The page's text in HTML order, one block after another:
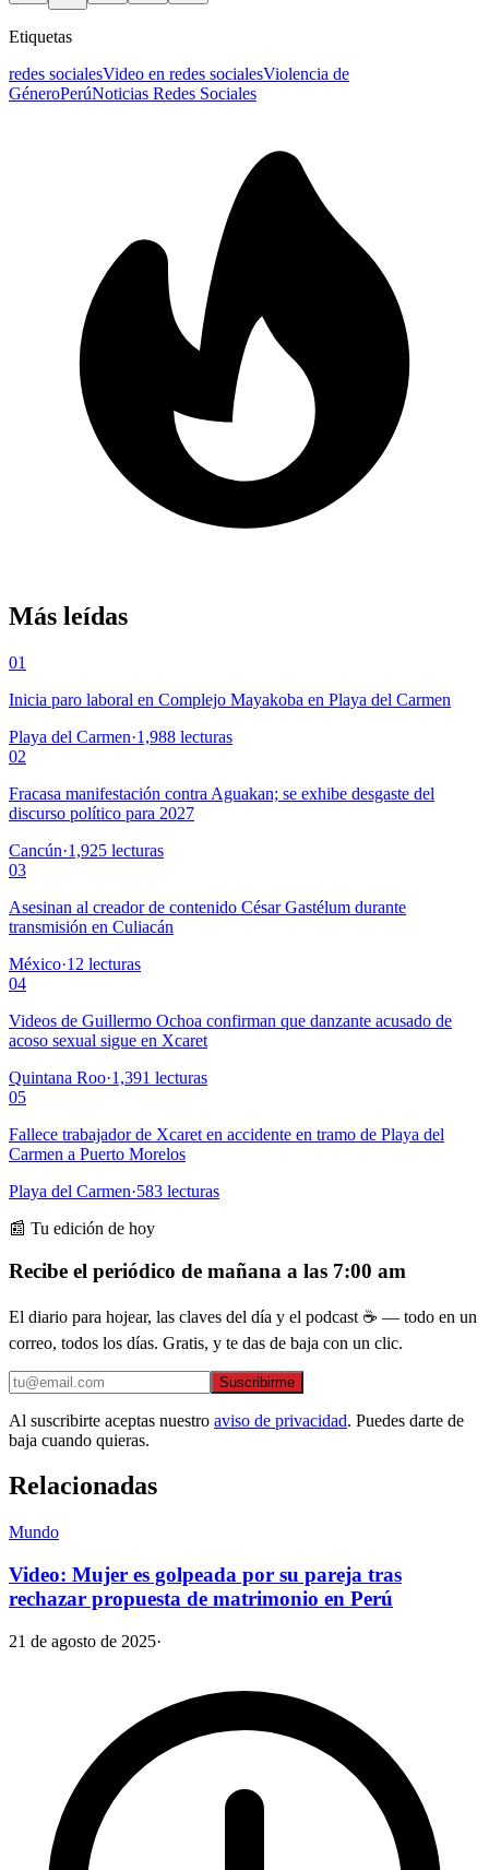
Etiquetas
redes socialesVideo en redes socialesViolencia de
GéneroPerúNoticias Redes Sociales
Más leídas
01
Inicia paro laboral en Complejo Mayakoba en Playa del Carmen
Playa del Carmen·1,988 lecturas
02
Fracasa manifestación contra Aguakan; se exhibe desgaste del
discurso político para 2027
Cancún·1,925 lecturas
03
Asesinan al creador de contenido César Gastélum durante
transmisión en Culiacán
México·12 lecturas
04
Videos de Guillermo Ochoa confirman que danzante acusado de
acoso sexual sigue en Xcaret
Quintana Roo·1,391 lecturas
05
Fallece trabajador de Xcaret en accidente en tramo de Playa del
Carmen a Puerto Morelos
Playa del Carmen·583 lecturas
📰 Tu edición de hoy
Recibe el periódico de mañana a las 7:00 am
El diario para hojear, las claves del día y el podcast ☕ — todo en un
correo, todos los días. Gratis, y te das de baja con un clic.
Suscribirme
Al suscribirte aceptas nuestro aviso de privacidad. Puedes darte de
baja cuando quieras.
Relacionadas
Mundo
Video: Mujer es golpeada por su pareja tras
rechazar propuesta de matrimonio en Perú
21 de agosto de 2025·